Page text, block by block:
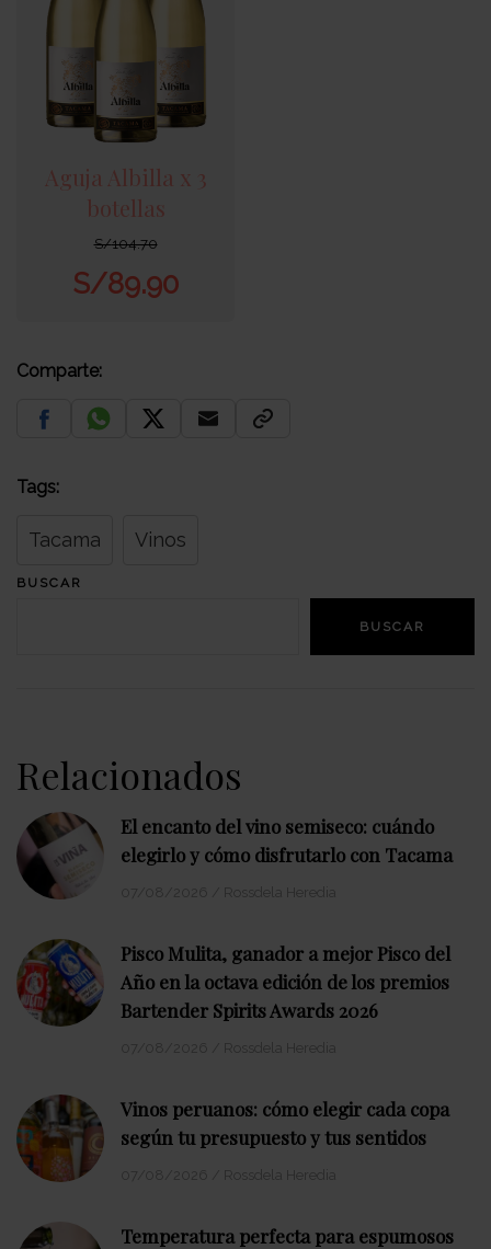
Aguja Albilla x 3
botellas
S/104.70
S/89.90
Comparte:
Tags:
Tacama Vinos
BUSCAR
BUSCAR
Relacionados
El encanto del vino semiseco: cuándo
elegirlo y cómo disfrutarlo con Tacama
Pisco Mulita, ganador a mejor Pisco del
Año en la octava edición de los premios
Bartender Spirits Awards 2026
Vinos peruanos: cómo elegir cada copa
según tu presupuesto y tus sentidos
Temperatura perfecta para espumosos